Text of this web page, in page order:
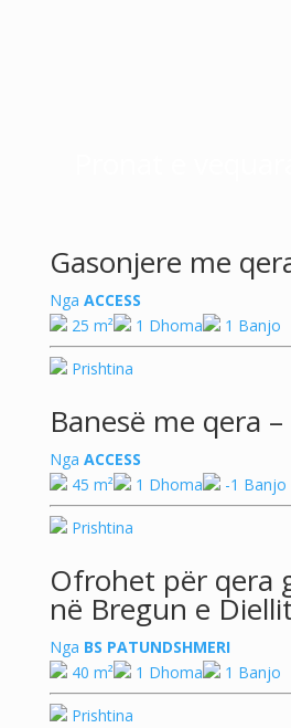
Gasonjere me
Nga ACCESS
25 m²
1 Dhoma 1 Banjo
Prishtina
Banesë me qera
Nga ACCESS
45 m²
1 Dhoma -1 Banjo
Prishtina
Ofrohet për qera
në Bregun e
Nga BS PATUNDSHMERI
40 m²
1 Dhoma 1 Banjo
Prishtina